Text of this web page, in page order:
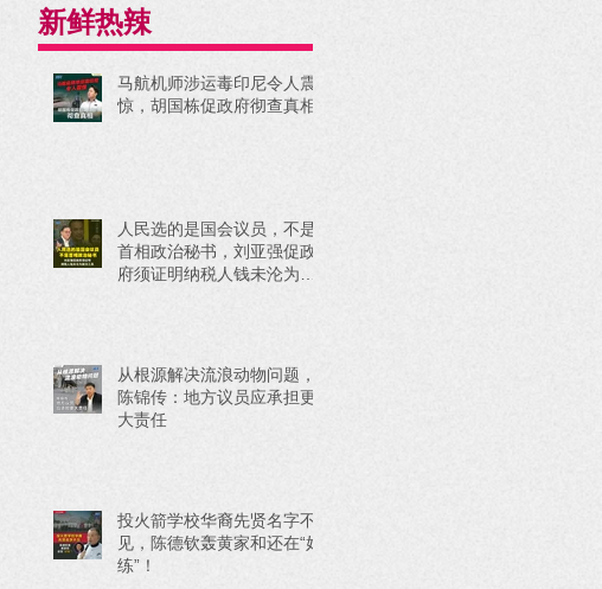
新鲜热辣
马航机师涉运毒印尼令人震
惊，胡国栋促政府彻查真相
人民选的是国会议员，不是
首相政治秘书，刘亚强促政
府须证明纳税人钱未沦为政
从根源解决流浪动物问题，
陈锦传：地方议员应承担更
大责任
投火箭学校华裔先贤名字不
见，陈德钦轰黄家和还在“好
练”！